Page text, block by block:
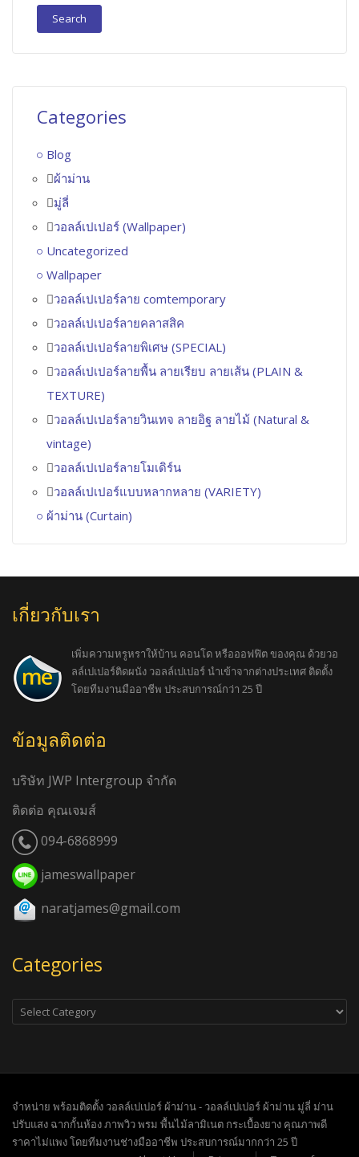
Categories
Blog
ผ้าม่าน
มู่ลี่
วอลล์เปเปอร์ (Wallpaper)
Uncategorized
Wallpaper
วอลล์เปเปอร์ลาย comtemporary
วอลล์เปเปอร์ลายคลาสสิค
วอลล์เปเปอร์ลายพิเศษ (SPECIAL)
วอลล์เปเปอร์ลายพื้น ลายเรียบ ลายเส้น (PLAIN &
TEXTURE)
วอลล์เปเปอร์ลายวินเทจ ลายอิฐ ลายไม้ (Natural &
vintage)
วอลล์เปเปอร์ลายโมเดิร์น
วอลล์เปเปอร์แบบหลากหลาย (VARIETY)
ผ้าม่าน (Curtain)
เกี่ยวกับเรา
เพิ่มความหรูหราให้บ้าน คอนโด หรือออฟฟิต ของคุณ ด้วยวอ
ลล์เปเปอร์ติดผนัง วอลล์เปเปอร์ นำเข้าจากต่างประเทศ ติดตั้ง
โดยทีมงานมืออาชีพ ประสบการณ์กว่า 25 ปี
ข้อมูลติดต่อ
บริษัท JWP Intergroup จำกัด
ติดต่อ คุณเจมส์
094-6868999
jameswallpaper
naratjames@gmail.com
Categories
Categories
จำหน่าย พร้อมติดตั้ง วอลล์เปเปอร์ ผ้าม่าน - วอลล์เปเปอร์ ผ้าม่าน มู่ลี่ ม่าน
ปรับแสง ฉากกั้นห้อง ภาพวิว พรม พื้นไม้ลามิเนต กระเบื้องยาง คุณภาพดี
ราคาไม่แพง โดยทีมงานช่างมืออาชีพ ประสบการณ์มากกว่า 25 ปี